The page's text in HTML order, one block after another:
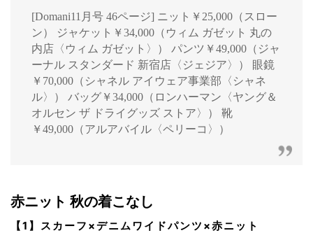
[Domani11月号 46ページ] ニット￥25,000（スロー
ン） ジャケット￥34,000（ウィム ガゼット 丸の
内店〈ウィム ガゼット〉） パンツ￥49,000（ジャ
ーナル スタンダード 新宿店〈ジェジア〉） 眼鏡
￥70,000（シャネル アイウェア事業部〈シャネ
ル〉） バッグ￥34,000（ロンハーマン〈ヤング＆
オルセン ザ ドライグッズ ストア〉） 靴
￥49,000（アルアバイル〈ペリーコ〉）
赤ニット 秋の着こなし
【1】スカーフ×デニムワイドパンツ×赤ニット